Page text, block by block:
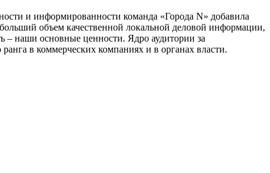
и информированности команда «Города N» добавила
объем качественной локальной деловой информации,
– наши основные ценности. Ядро аудитории за
в коммерческих компаниях и в органах власти.